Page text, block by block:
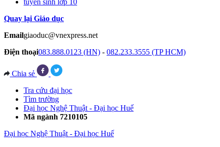
Quay lại Giáo dục
Emailgiaoduc@vnexpress.net
Điện thoại083.888.0123 (HN) - 082.233.3555 (TP HCM)
Chia sẻ
Tra cứu đại học
Tìm trường
Đại học Nghệ Thuật - Đại học Huế
Mã ngành 7210105
Đại học Nghệ Thuật - Đại học Huế